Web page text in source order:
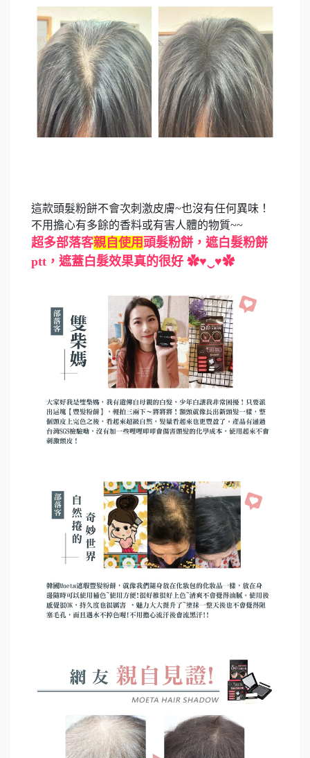
這款頭髮粉餅不會次刺激皮膚~也沒有任何異味！
不用擔心有多餘的香料或有害人體的物質~~
超多部落客親自使用頭髮粉餅，遮白髮粉餅
ptt，遮蓋白髮效果真的很好 ✿♥‿♥✿